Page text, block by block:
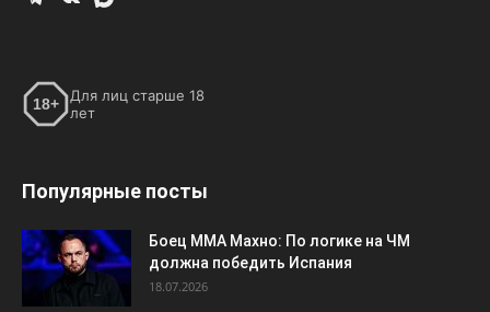
18+
Для лиц старше 18
лет
Популярные посты
Боец ММА Махно: По логике на ЧМ
должна победить Испания
18.07.2026